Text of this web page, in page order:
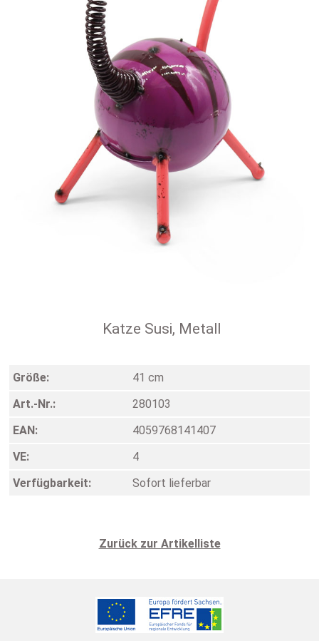
Katze Susi, Metall
Größe:
41 cm
Art.-Nr.:
280103
EAN:
4059768141407
VE:
4
Verfügbarkeit:
Sofort lieferbar
Zurück zur Artikelliste